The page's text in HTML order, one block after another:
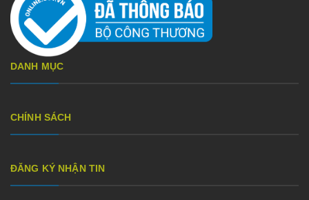
DANH MỤC
CHÍNH SÁCH
ĐĂNG KÝ NHẬN TIN